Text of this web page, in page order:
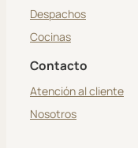
Despachos
Cocinas
Contacto
Atención al cliente
Nosotros